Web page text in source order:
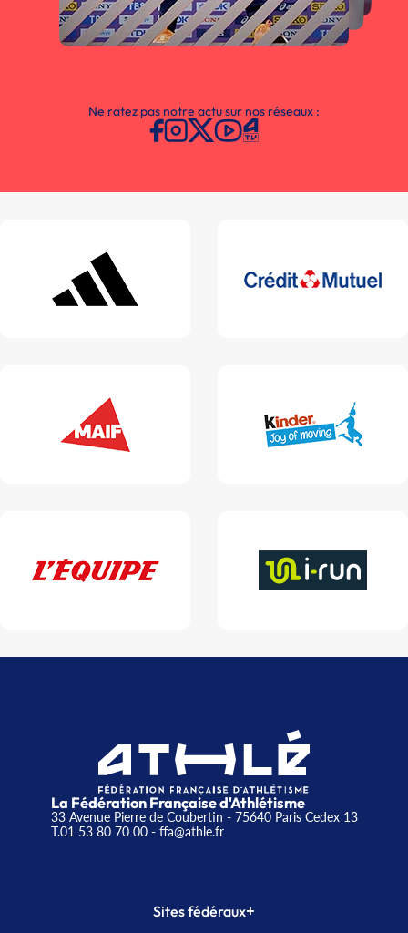
Ne ratez pas notre actu sur nos réseaux :
La Fédération Française d'Athlétisme
33 Avenue Pierre de Coubertin - 75640 Paris Cedex 13
T.01 53 80 70 00- ffa@athle.fr
Sites fédéraux+